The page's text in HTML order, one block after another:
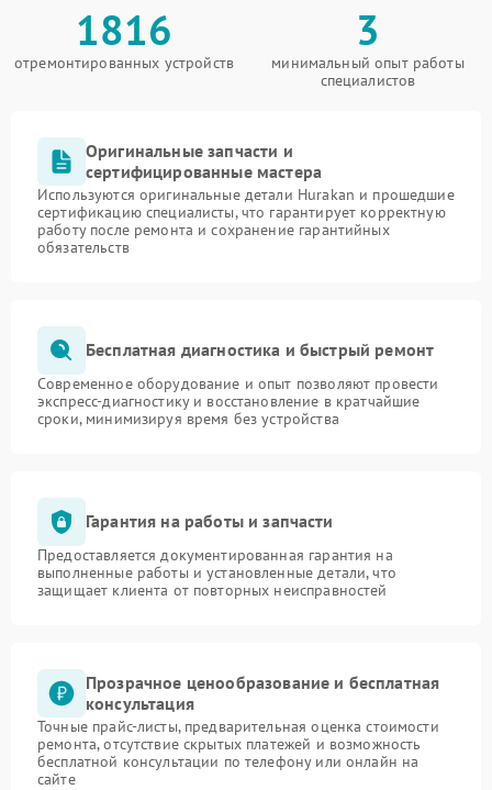
1816
отремонтированных устройств
3
минимальный опыт работы
специалистов
Оригинальные запчасти и
сертифицированные мастера
Используются оригинальные детали Hurakan и прошедшие
сертификацию специалисты, что гарантирует корректную
работу после ремонта и сохранение гарантийных
обязательств
Бесплатная диагностика и быстрый ремонт
Современное оборудование и опыт позволяют провести
экспресс-диагностику и восстановление в кратчайшие
сроки, минимизируя время без устройства
Гарантия на работы и запчасти
Предоставляется документированная гарантия на
выполненные работы и установленные детали, что
защищает клиента от повторных неисправностей
Прозрачное ценообразование и бесплатная
консультация
Точные прайс-листы, предварительная оценка стоимости
ремонта, отсутствие скрытых платежей и возможность
бесплатной консультации по телефону или онлайн на
сайте